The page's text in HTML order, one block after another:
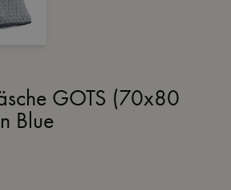
GOTS (70x80
Blue